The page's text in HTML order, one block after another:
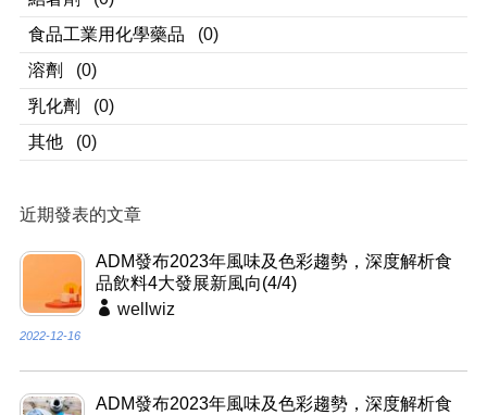
食品工業用化學藥品
(0)
溶劑
(0)
乳化劑
(0)
其他
(0)
近期發表的文章
ADM發布2023年風味及色彩趨勢，深度解析食
品飲料4大發展新風向(4/4)
wellwiz
2022-12-16
ADM發布2023年風味及色彩趨勢，深度解析食